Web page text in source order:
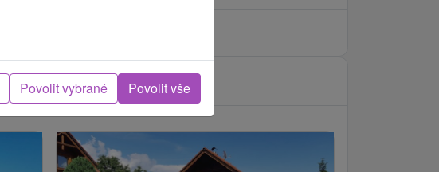
Povolit vybrané Povolit vše